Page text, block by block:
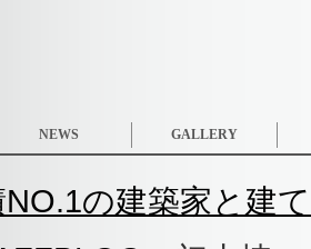
NEWS GALLERY
の建築家と建